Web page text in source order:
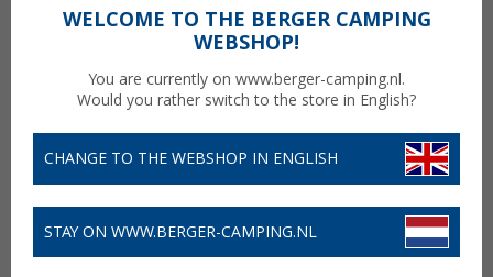
WELCOME TO THE BERGER CAMPING
WEBSHOP!
You are currently on www.berger-camping.nl.
Would you rather switch to the store in English?
CHANGE TO THE WEBSHOP IN ENGLISH
STAY ON WWW.BERGER-CAMPING.NL